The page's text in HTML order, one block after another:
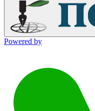
Powered by